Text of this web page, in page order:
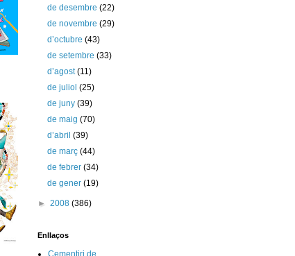
de desembre(22)
de novembre(29)
d’octubre(43)
de setembre(33)
d’agost(11)
de juliol(25)
de juny(39)
de maig(70)
d’abril(39)
de març(44)
de febrer(34)
de gener(19)
► 2008 (386)
Enllaços